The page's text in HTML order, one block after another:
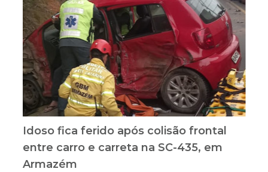
Idoso fica ferido após colisão frontal
entre carro e carreta na SC-435, em
Armazém